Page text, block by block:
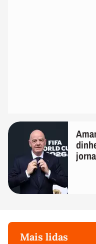
Mais lidas